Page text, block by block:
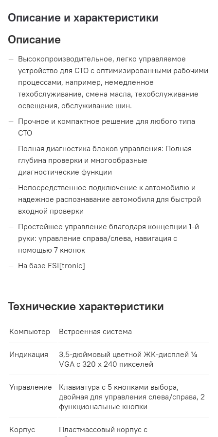
Описание и характеристики
Описание
Высокопроизводительное, легко управляемое
устройство для СТО с оптимизированными рабочими
процессами, например, немедленное
техобслуживание, смена масла, техобслуживание
освещения, обслуживание шин.
Прочное и компактное решение для любого типа
СТО
Полная диагностика блоков управления: Полная
глубина проверки и многообразные
диагностические функции
Непосредственное подключение к автомобилю и
надежное распознавание автомобиля для быстрой
входной проверки
Простейшее управление благодаря концепции 1-й
руки: управление справа/слева, навигация с
помощью 7 кнопок
На базе ESI[tronic]
Технические характеристики
Компьютер Встроенная система
Индикация
3,5-дюймовый цветной ЖК-дисплей ¼
VGA с 320 x 240 пикселей
Управление
Клавиатура с 5 кнопками выбора,
двойная для управления слева/справа, 2
функциональные кнопки
Корпус
Пластмассовый корпус с